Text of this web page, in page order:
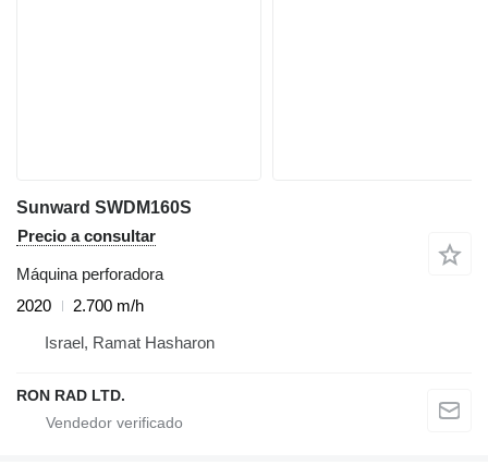
Sunward SWDM160S
Precio a consultar
Máquina perforadora
2020
2.700 m/h
Israel, Ramat Hasharon
RON RAD LTD.